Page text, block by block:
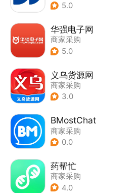
5.0
华强电子网
商家采购
5.0
义乌货源网
商家采购
3.0
BMostChat
商家采购
0.0
药帮忙
商家采购
4.0